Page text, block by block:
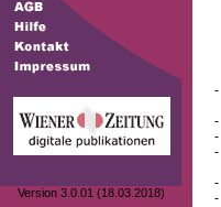
Version 3.0.01 (18.03.2018)
-
-
-
-
-
-